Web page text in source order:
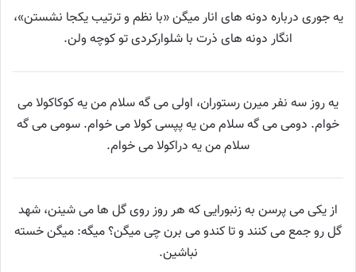
یه جوری درباره دونه های انار میگن «با نظم و ترتیب یکجا نشستن»،
انگار دونه های ذرت با شلوارکردی تو کوچه ولن.
یه روز سه نفر میرن رستوران، اولی می گه سلام من یه کوکاکولا می
خوام. دومی می گه سلام من یه پپسی کولا می خوام. سومی می گه
سلام من یه دراکولا می خوام.
از یکی می پرسن به زنبورایی که هر روز روی گل ها می شینن، شهد
گل رو جمع می کنند و تا کندو می برن چی میگن؟ میگه: میگن خسته
نباشین.